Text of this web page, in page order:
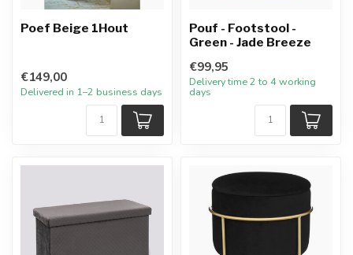
Poef Beige 1Hout
€149,00
Delivered in 1–2 business days
Pouf - Footstool -
Green - Jade Breeze
€99,95
Delivery time 2 to 4 working
days